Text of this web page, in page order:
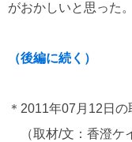
がおかしいと思った。
（後編に続く）
＊2011年07月12日
（取材/文：香澄ケ